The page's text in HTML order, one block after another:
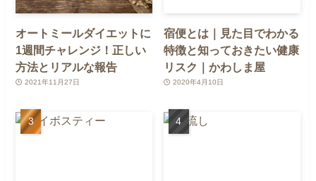
オートミールダイエットに
1週間チャレンジ！正しい
方法とリアルな報告
2021年11月27日
宿便とは｜見た目でわかる
特徴と知っておきたい健康
リスク｜かわしま屋
2020年4月10日